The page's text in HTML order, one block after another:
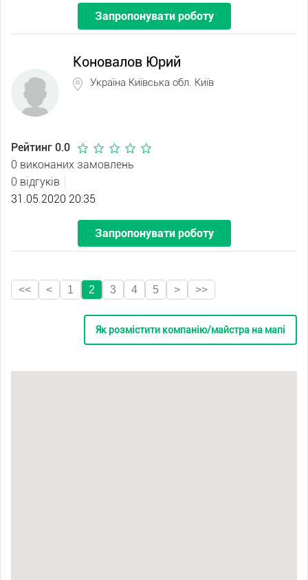
Запропонувати роботу
Коновалов Юрий
Україна Київська обл. Київ
Рейтинг 0.0
0 виконаних замовлень
0 відгуків
31.05.2020 20:35
Запропонувати роботу
<< < 1 2 3 4 5 > >>
Як розмістити компанію/майстра на мапі